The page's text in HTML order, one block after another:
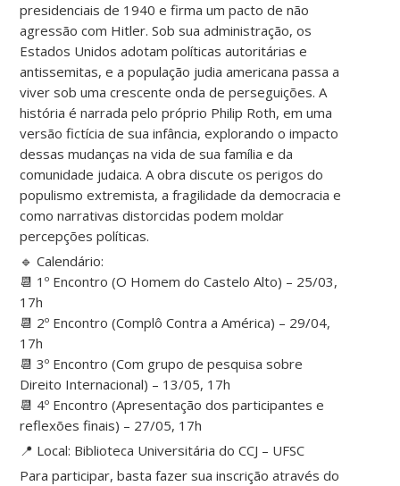
presidenciais de 1940 e firma um pacto de não
agressão com Hitler. Sob sua administração, os
Estados Unidos adotam políticas autoritárias e
antissemitas, e a população judia americana passa a
viver sob uma crescente onda de perseguições. A
história é narrada pelo próprio Philip Roth, em uma
versão fictícia de sua infância, explorando o impacto
dessas mudanças na vida de sua família e da
comunidade judaica. A obra discute os perigos do
populismo extremista, a fragilidade da democracia e
como narrativas distorcidas podem moldar
percepções políticas.
🔹 Calendário:
📆 1º Encontro (O Homem do Castelo Alto) – 25/03,
17h
📆 2º Encontro (Complô Contra a América) – 29/04,
17h
📆 3º Encontro (Com grupo de pesquisa sobre
Direito Internacional) – 13/05, 17h
📆 4º Encontro (Apresentação dos participantes e
reflexões finais) – 27/05, 17h
📍 Local: Biblioteca Universitária do CCJ – UFSC
Para participar, basta fazer sua inscrição através do